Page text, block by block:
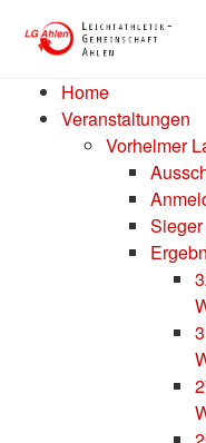
content
Home
Veranstaltungen
Vorhelmer